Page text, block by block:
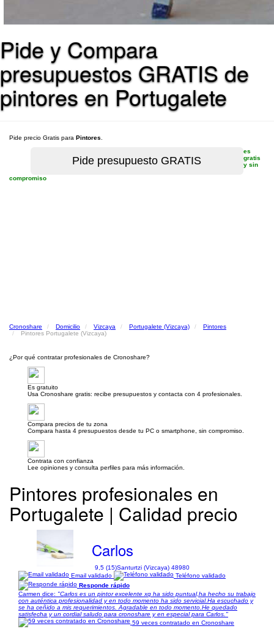
Pide y Compara
presupuestos GRATIS de
pintores en Portugalete
Pide precio Gratis para Pintores
es
gratis
y sin
compromiso
Cronoshare Domicilio Vizcaya Portugalete (Vizcaya)
Pintores
Pintores Portugalete (Vizcaya)
¿Por qué contratar profesionales de Cronoshare?
Es gratuito
Usa Cronoshare gratis: recibe presupuestos y contacta con 4 profesionales.
Compara precios de tu zona
Compara hasta 4 presupuestos desde tu PC o smartphone, sin compromiso.
Contrata con confianza
Lee opiniones y consulta perfiles para más información.
Pintores profesionales en
Portugalete | Calidad precio
Carlos
9,5 (15)Santurtzi (Vizcaya) 48980
Email validado
Teléfono validado
Responde rápido
Carmen dice: "Carlos es un pintor excelente xq ha sido puntual,ha hecho su trabajo
con auténtica profesionalidad y en todo momento ha sido servicial.Ha escuchado y
se ha ceñido a mis requerimientos. Agradable en todo momento.He quedado
satisfecha y un cordial saludo para cronoshare y en especial para Carlos."
59 veces contratado en Cronoshare